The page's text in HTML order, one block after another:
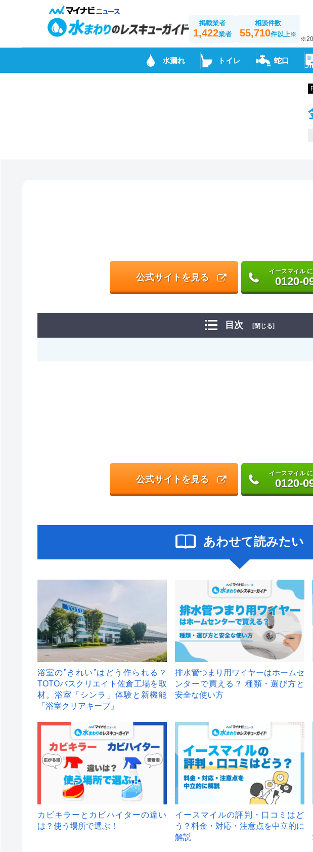
掲載業者
1,422業者
相談件数
55,710件以上※
水漏れ トイレ 蛇口
公式サイトを見る
イースマイル
0120-
目次 [閉じる]
公式サイトを見る
イースマイル
0120-
あわせて読みたい
浴室の”きれい”はどう作られる？
TOTOバスクリエイト佐倉工場を取
材。浴室「シンラ」体験と新機能
「浴室クリアキープ」
排水管つまり用ワイヤーはホームセ
ンターで買える？ 種類・選び方と
安全な使い方
カビキラーとカビハイターの違い
は？使う場所で選ぶ！
イースマイルの評判・口コミはど
う？料金・対応・注意点を中立的に
解説